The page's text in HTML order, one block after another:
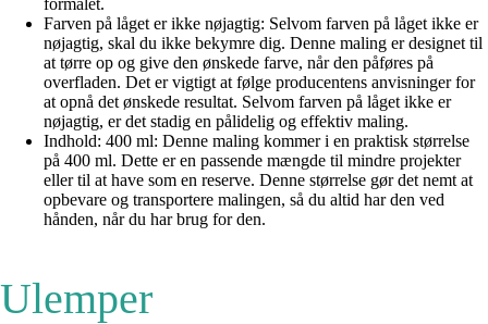
Farven på låget er ikke nøjagtig: Selvom farven på låget ikke er
nøjagtig, skal du ikke bekymre dig. Denne maling er designet til
at tørre op og give den ønskede farve, når den påføres på
overfladen. Det er vigtigt at følge producentens anvisninger for
at opnå det ønskede resultat. Selvom farven på låget ikke er
nøjagtig, er det stadig en pålidelig og effektiv maling.
Indhold: 400 ml: Denne maling kommer i en praktisk størrelse
på 400 ml. Dette er en passende mængde til mindre projekter
eller til at have som en reserve. Denne størrelse gør det nemt at
opbevare og transportere malingen, så du altid har den ved
hånden, når du har brug for den.
Ulemper